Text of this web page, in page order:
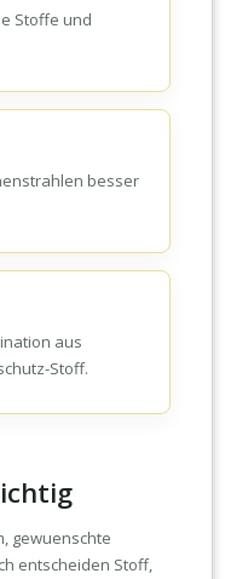
Stoffe und
besser
aus
Stoff.
gewuenschte
entscheiden Stoff,